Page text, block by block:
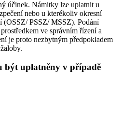
účinek. Námitky lze uplatnit u
nebo u kterékoliv okresní
(OSSZ/ PSSZ/ MSSZ). Podání
ve správním řízení a
je proto nezbytným předpokladem
být uplatněny v případě